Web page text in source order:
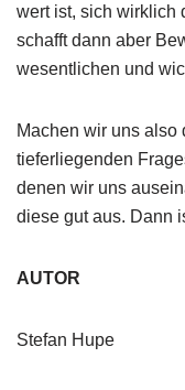
wert ist, sich wirklich
schafft dann aber
wesentlichen und
Machen wir uns also
tieferliegenden
denen wir uns
diese gut aus. Dann
AUTOR
Stefan Hupe